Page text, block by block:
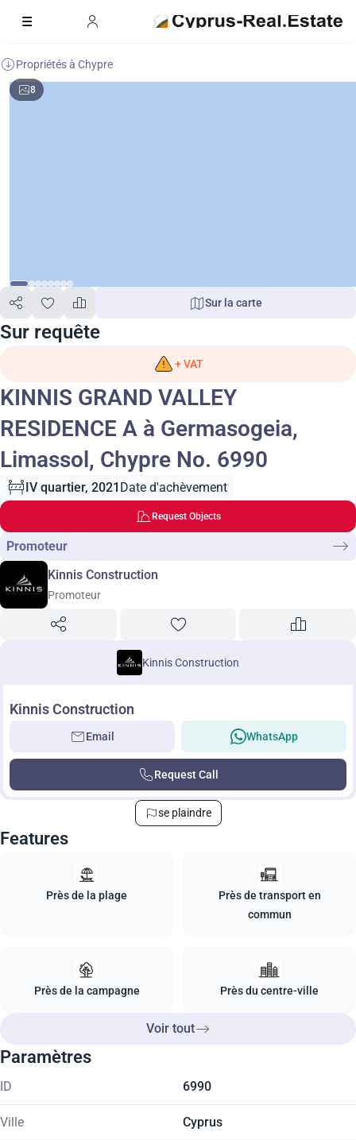
Propriétés à Chypre
8
Sur requête
Sur la carte
+ VAT
KINNIS GRAND VALLEY
RESIDENCE A à Germasogeia,
Limassol, Chypre No. 6990
IV quartier, 2021 Date d'achèvement
Request Objects
Promoteur
Kinnis Construction
Promoteur
Kinnis Construction
Kinnis Construction
Email WhatsApp
Request Call
se plaindre
Features
Près de la plage
Près de transport en
commun
Près de la campagne Près du centre-ville
Voir tout
Paramètres
ID 6990
Ville Cyprus